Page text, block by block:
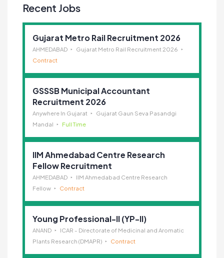
Recent Jobs
Gujarat Metro Rail Recruitment 2026
AHMEDABAD
Gujarat Metro Rail Recruitment 2026
Contract
GSSSB Municipal Accountant
Recruitment 2026
Anywhere In Gujarat
Gujarat Gaun Seva Pasandgi
Mandal
Full Time
IIM Ahmedabad Centre Research
Fellow Recruitment
AHMEDABAD
IIM Ahmedabad Centre Research
Fellow
Contract
Young Professional-II (YP-II)
ANAND
ICAR - Directorate of Medicinal and Aromatic
Plants Research (DMAPR)
Contract